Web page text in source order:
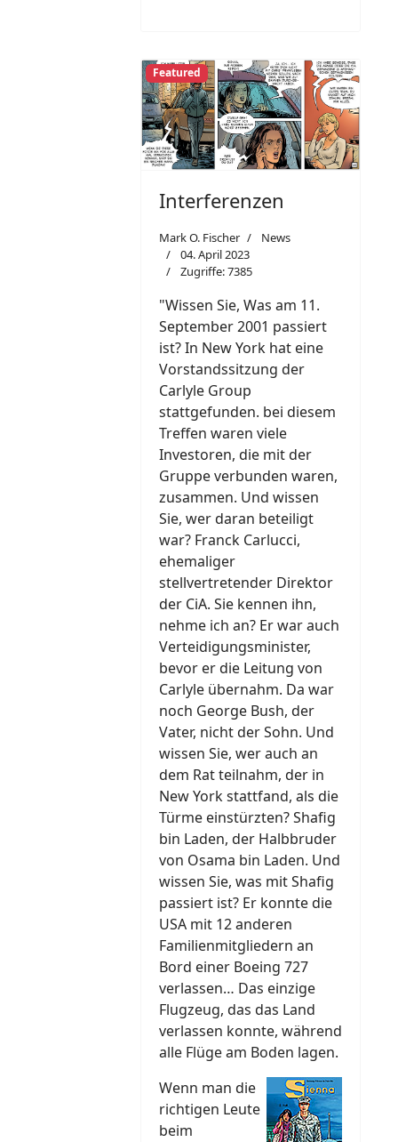
Featured
Interferenzen
Mark O. Fischer
News
04. April 2023
Zugriffe: 7385
"Wissen Sie, Was am 11.
September 2001 passiert
ist? In New York hat eine
Vorstandssitzung der
Carlyle Group
stattgefunden. bei diesem
Treffen waren viele
Investoren, die mit der
Gruppe verbunden waren,
zusammen. Und wissen
Sie, wer daran beteiligt
war? Franck Carlucci,
ehemaliger
stellvertretender Direktor
der CiA. Sie kennen ihn,
nehme ich an? Er war auch
Verteidigungsminister,
bevor er die Leitung von
Carlyle übernahm. Da war
noch George Bush, der
Vater, nicht der Sohn. Und
wissen Sie, wer auch an
dem Rat teilnahm, der in
New York stattfand, als die
Türme einstürzten? Shafig
bin Laden, der Halbbruder
von Osama bin Laden. Und
wissen Sie, was mit Shafig
passiert ist? Er konnte die
USA mit 12 anderen
Familienmitgliedern an
Bord einer Boeing 727
verlassen… Das einzige
Flugzeug, das das Land
verlassen konnte, während
alle Flüge am Boden lagen.
Wenn man die
richtigen Leute
beim